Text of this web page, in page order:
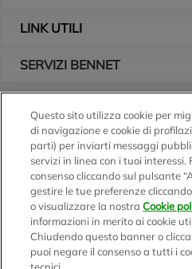
LINK UTILI
SERVIZI BENNET
Logo Bennet
Seguici sui nostri canali
Scarica l'app
Questo sito utilizza cookie per
di navigazione e cookie di
parti) per inviarti messaggi
servizi in linea con i tuoi interessi.
consenso cliccando sul pulsante
gestire le tue preferenze
o visualizzare la nostraCookie
informazioni in merito ai cookie
Chiudendo questo banner o
puoi negare il consenso a tutti i